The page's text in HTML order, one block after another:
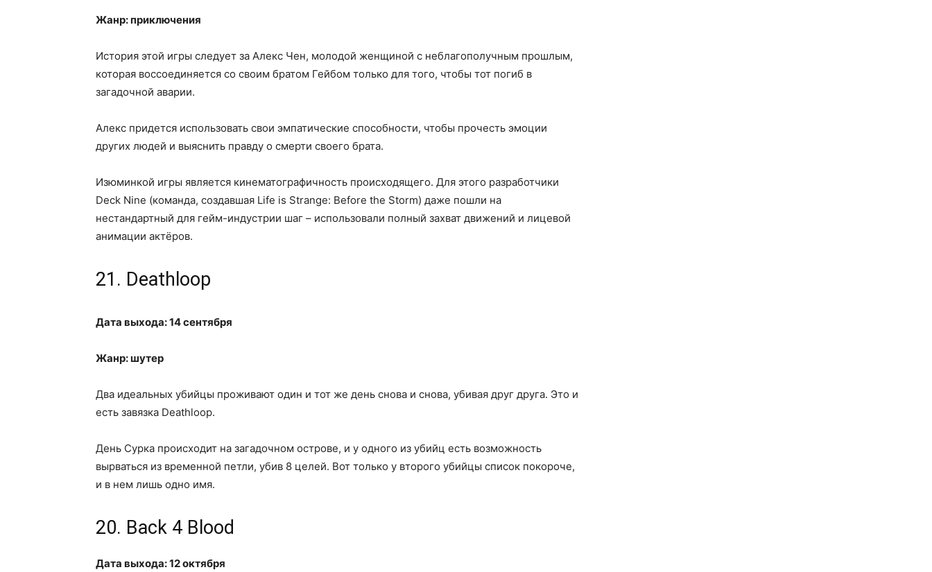
Жанр: приключения
История этой игры следует за Алекс Чен, молодой женщиной с неблагополучным прошлым,
которая воссоединяется со своим братом Гейбом только для того, чтобы тот погиб в
загадочной аварии.
Алекс придется использовать свои эмпатические способности, чтобы прочесть эмоции
других людей и выяснить правду о смерти своего брата.
Изюминкой игры является кинематографичность происходящего. Для этого разработчики
Deck Nine (команда, создавшая Life is Strange: Before the Storm) даже пошли на
нестандартный для гейм-индустрии шаг – использовали полный захват движений и лицевой
анимации актёров.
21. Deathloop
Дата выхода: 14 сентября
Жанр: шутер
Два идеальных убийцы проживают один и тот же день снова и снова, убивая друг друга. Это и
есть завязка Deathloop.
День Сурка происходит на загадочном острове, и у одного из убийц есть возможность
вырваться из временной петли, убив 8 целей. Вот только у второго убийцы список покороче,
и в нем лишь одно имя.
20. Back 4 Blood
Дата выхода: 12 октября